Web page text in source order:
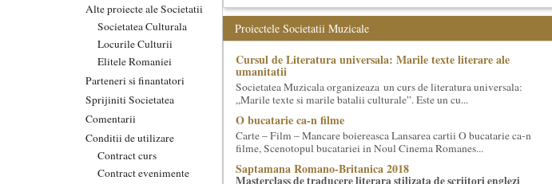
Alte proiecte ale Societatii
Societatea Culturala
Locurile Culturii
Elitele Romaniei
Parteneri si finantatori
Sprijiniti Societatea
Comentarii
Conditii de utilizare
Contract curs
Contract evenimente
mai jos.
Proiectele Societatii Muzicale
Cursul de Literatura universala: Marile texte literare ale
umanitatii
Societatea Muzicala organizeaza un curs de literatura universala:
„Marile texte si marile batalii culturale”. Este un cu...
O bucatarie ca-n filme
Carte – Film – Mancare boiereasca Lansarea cartii O bucatarie ca-n
filme, Scenotopul bucatariei in Noul Cinema Romanes...
Saptamana Romano-Britanica 2018
Masterclass de traducere literara stilizata de scriitori englezi